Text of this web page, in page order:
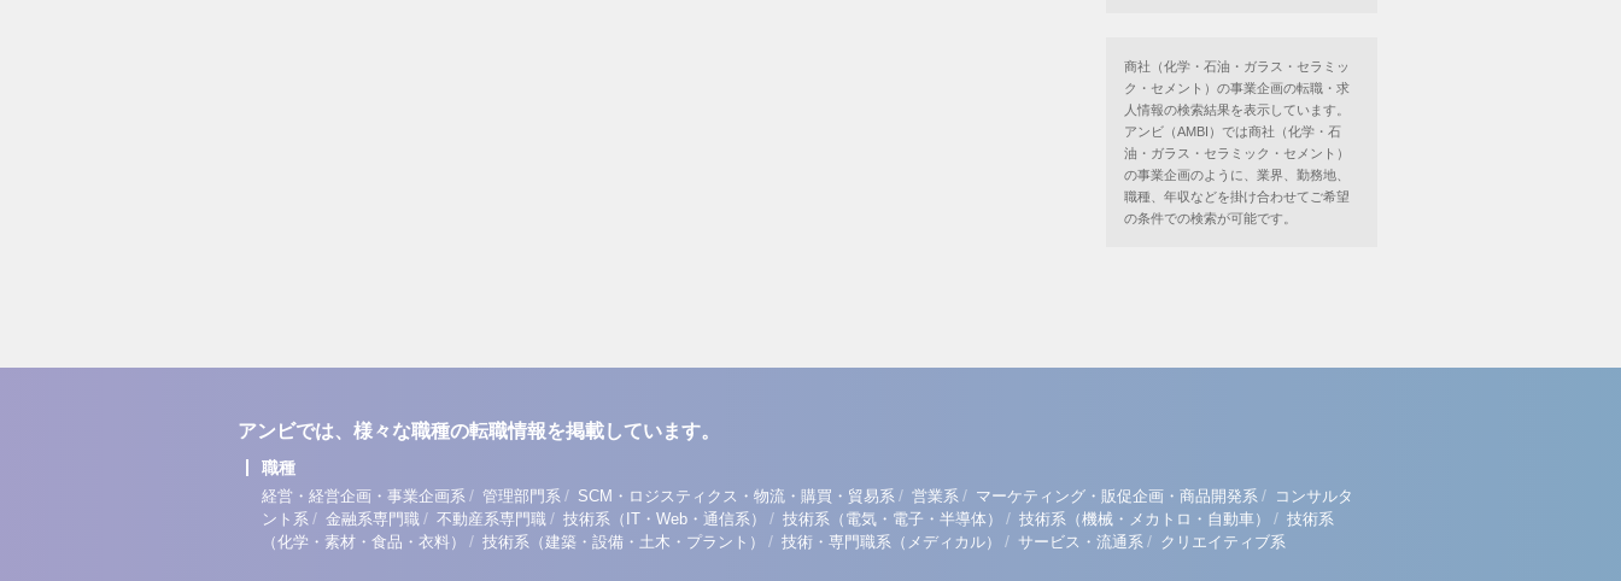
商社（化学・石油・ガラス・セラミッ
ク・セメント）の事業企画の転職・求
人情報の検索結果を表示しています。
アンビ（AMBI）では商社（化学・石
油・ガラス・セラミック・セメント）
の事業企画のように、業界、勤務地、
職種、年収などを掛け合わせてご希望
の条件での検索が可能です。
アンビでは、様々な職種の転職情報を掲載しています。
職種
経営・経営企画・事業企画系 / 管理部門系 / SCM・ロジスティクス・物流・購買・貿易系 / 営業系 / マーケティング・販促企画・商品開発系 / コンサルタ
ント系 / 金融系専門職 / 不動産系専門職 / 技術系（IT・Web・通信系） / 技術系（電気・電子・半導体） / 技術系（機械・メカトロ・自動車） / 技術系
（化学・素材・食品・衣料）
/ 技術系（建築・設備・土木・プラント） / 技術・専門職系（メディカル） / サービス・流通系 / クリエイティブ系